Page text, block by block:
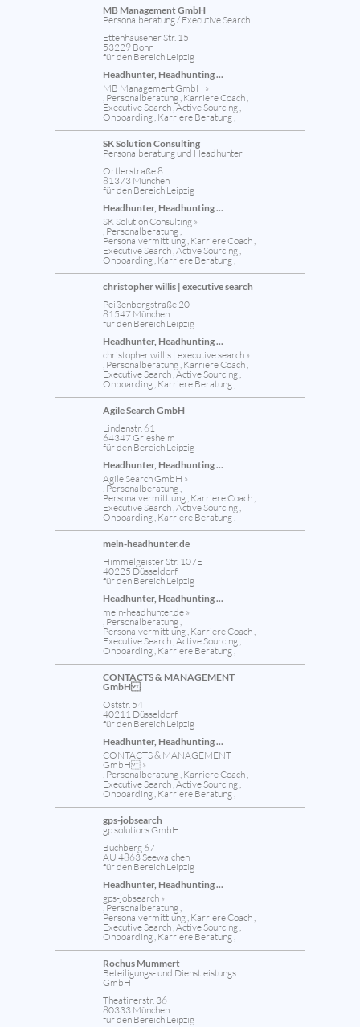
MB Management GmbH
Personalberatung / Executive Search
Ettenhausener Str. 15
53229 Bonn
für den Bereich Leipzig
Headhunter, Headhunting ...
MB Management GmbH »
, Personalberatung , Karriere Coach ,
Executive Search , Active Sourcing ,
Onboarding , Karriere Beratung ,
SK Solution Consulting
Personalberatung und Headhunter
Ortlerstraße 8
81373 München
für den Bereich Leipzig
Headhunter, Headhunting ...
SK Solution Consulting »
, Personalberatung ,
Personalvermittlung , Karriere Coach ,
Executive Search , Active Sourcing ,
Onboarding , Karriere Beratung ,
christopher willis | executive search
Peißenbergstraße 20
81547 München
für den Bereich Leipzig
Headhunter, Headhunting ...
christopher willis | executive search »
, Personalberatung , Karriere Coach ,
Executive Search , Active Sourcing ,
Onboarding , Karriere Beratung ,
Agile Search GmbH
Lindenstr. 61
64347 Griesheim
für den Bereich Leipzig
Headhunter, Headhunting ...
Agile Search GmbH »
, Personalberatung ,
Personalvermittlung , Karriere Coach ,
Executive Search , Active Sourcing ,
Onboarding , Karriere Beratung ,
mein-headhunter.de
Himmelgeister Str. 107E
40225 Düsseldorf
für den Bereich Leipzig
Headhunter, Headhunting ...
mein-headhunter.de »
, Personalberatung ,
Personalvermittlung , Karriere Coach ,
Executive Search , Active Sourcing ,
Onboarding , Karriere Beratung ,
CONTACTS & MANAGEMENT
GmbH
Oststr. 54
40211 Düsseldorf
für den Bereich Leipzig
Headhunter, Headhunting ...
CONTACTS & MANAGEMENT
GmbH »
, Personalberatung , Karriere Coach ,
Executive Search , Active Sourcing ,
Onboarding , Karriere Beratung ,
gps-jobsearch
gp solutions GmbH
Buchberg 67
AU 4863 Seewalchen
für den Bereich Leipzig
Headhunter, Headhunting ...
gps-jobsearch »
, Personalberatung ,
Personalvermittlung , Karriere Coach ,
Executive Search , Active Sourcing ,
Onboarding , Karriere Beratung ,
Rochus Mummert
Beteiligungs- und Dienstleistungs
GmbH
Theatinerstr. 36
80333 München
für den Bereich Leipzig